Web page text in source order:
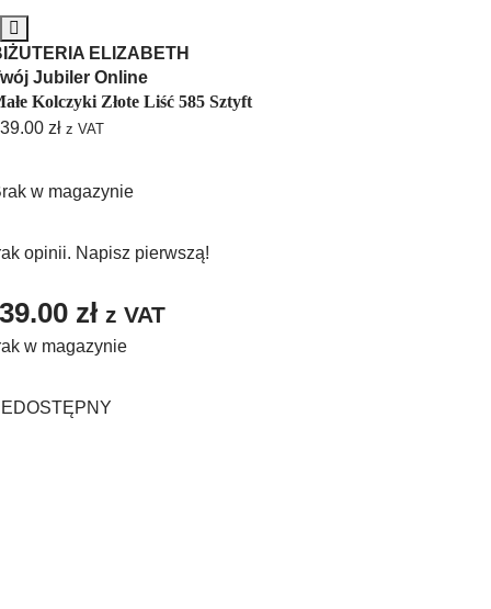
ELIZABETH
Jubiler Online
Kolczyki Złote Liść 585 Sztyft
zł z VAT
w magazynie
opinii. Napisz pierwszą!
zł z VAT
w magazynie